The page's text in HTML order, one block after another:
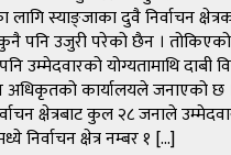
लागि स्याङ्जाका दुवै निर्वाचन
पनि उजुरी परेको छैन । तोकिएको
उम्मेदवारको योग्यतामाथि दाबी
अधिकृतको कार्यालयले जनाएको छ
क्षेत्रबाट कुल २८ जनाले
निर्वाचन क्षेत्र नम्बर १ […]